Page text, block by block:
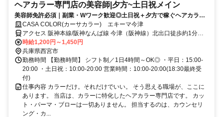
ヘアカラー専門店の美容師|夕方~土日祝メイン
美容師免許必須｜副業・Wワーク歓迎◎土日祝＋夕方で稼ぐヘアカラー
専門美容師◎
CASA COLOR(カーサカラー) エキーマ今津
アクセス 阪神本線/阪神なんば線 今津（阪神線）北出口徒歩約1分、
阪急今津線 今津（阪急線）南口徒歩約2分、阪神本線/阪神なんば線
久寿川北口徒歩約7分 今津駅(阪神電気鉄道)1分、今津駅(阪急電鉄)2
分、久寿川駅10分
時給1,200円～1,450円
兵庫県西宮市
勤務時間 【勤務時間】 シフト制／1日4時間～OK◎ ・平日：15:00-
20:00 ・土日祝：10:00-20:00 営業時間：10:00-20:00(18:30最終受
付)
仕事内容 カラーだけ。それだけでいい。 そう思える職場が、ここに
あります。 当店は、カラーに特化したヘアカラー専門店です。 カッ
ト・パーマ・ブローは一切ありません。 担当するのは、カウンセリ
ング・カ...